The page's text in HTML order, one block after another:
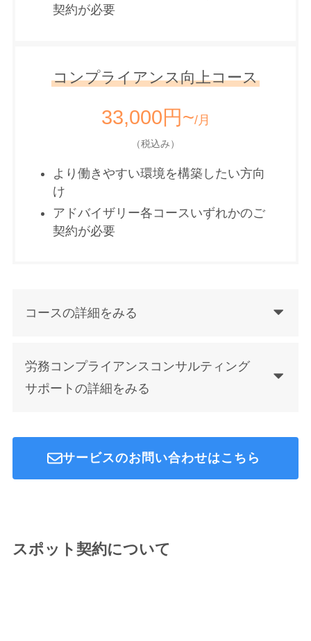
契約が必要
コンプライアンス向上コース
33,000円~/月
（税込み）
より働きやすい環境を構築したい方向
け
アドバイザリー各コースいずれかのご
契約が必要
コースの詳細をみる
労務コンプライアンスコンサルティング
サポートの詳細をみる
サービスのお問い合わせはこちら
スポット契約について